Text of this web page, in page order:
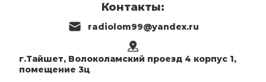
Контакты:
radiolom99@yandex.ru
г.Тайшет, Волоколамский проезд 4 корпус 1,
помещение 3ц